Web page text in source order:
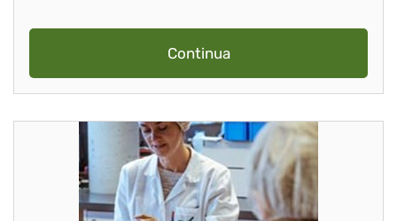
Continua